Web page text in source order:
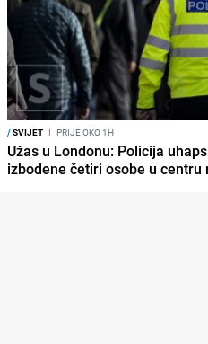
/SVIJET I PRIJE OKO 1H
Užas u Londonu: Policija
izbodene četiri osobe u centru